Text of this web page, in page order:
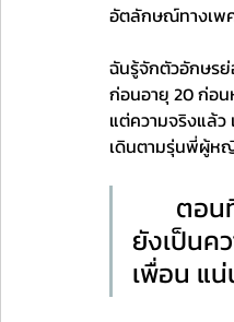
อัตลักษณ์ทางเพ
ฉันรู้จักตัวอักษร
ก่อนอายุ 20 ก่อ
แต่ความจริงแล้
เดินตามรุ่นพี่ผู้ห
ยังเป็นค
เพื่อน แ